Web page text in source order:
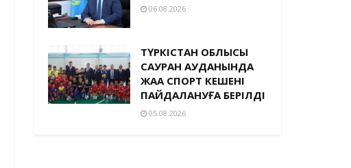
06.08.2026
ТҮРКІСТАН ОБЛЫСЫ
САУРАН АУДАНЫНДА
ЖАҢА СПОРТ КЕШЕНІ
ПАЙДАЛАНУҒА БЕРІЛДІ
05.08.2026